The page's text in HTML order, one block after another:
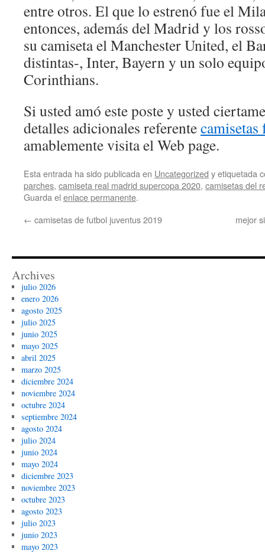
entre otros. El que lo estrenó fue el
entonces, además del Madrid y los
su camiseta el Manchester United, el
distintas-, Inter, Bayern y un solo
Corinthians.
Si usted amó este poste y usted
detalles adicionales referente
amablemente visita el Web page.
Esta entrada ha sido publicada en Uncategorized y etiquetada
parches, camiseta real madrid supercopa 2020, camisetas del
Guarda el enlace permanente.
← camisetas de futbol juventus 2019 mejor
Archives
julio 2026
enero 2026
agosto 2025
julio 2025
junio 2025
mayo 2025
abril 2025
marzo 2025
diciembre 2024
noviembre 2024
octubre 2024
septiembre 2024
agosto 2024
julio 2024
junio 2024
mayo 2024
diciembre 2023
noviembre 2023
octubre 2023
agosto 2023
julio 2023
junio 2023
mayo 2023